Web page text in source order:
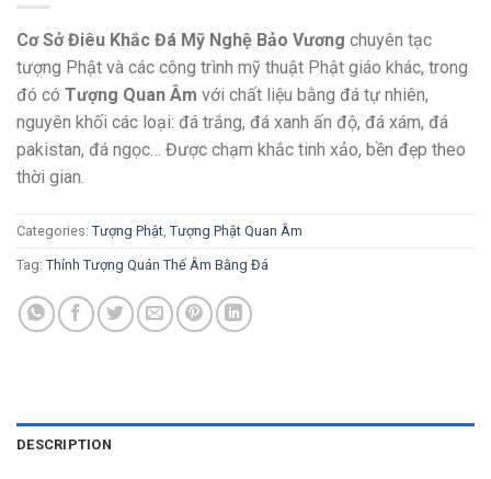
Cơ Sở Điêu Khắc Đá Mỹ Nghệ Bảo Vương chuyên tạc
tượng Phật và các công trình mỹ thuật Phật giáo khác, trong
đó có Tượng Quan Âm với chất liệu bằng đá tự nhiên,
nguyên khối các loại: đá trắng, đá xanh ấn độ, đá xám, đá
pakistan, đá ngọc… Được chạm khắc tinh xảo, bền đẹp theo
thời gian.
Categories: Tượng Phật, Tượng Phật Quan Âm
Tag: Thỉnh Tượng Quán Thế Âm Bằng Đá
DESCRIPTION